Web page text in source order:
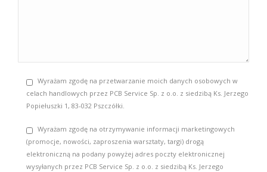
Wyrażam zgodę na przetwarzanie moich danych osobowych w
celach handlowych przez PCB Service Sp. z o.o. z siedzibą Ks. Jerzego
Popiełuszki 1, 83-032 Pszczółki.
Wyrażam zgodę na otrzymywanie informacji marketingowych
(promocje, nowości, zaproszenia warsztaty, targi) drogą
elektroniczną na podany powyżej adres poczty elektronicznej
wysyłanych przez PCB Service Sp. z o.o. z siedzibą Ks. Jerzego